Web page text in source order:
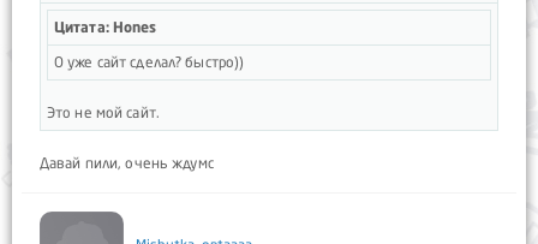
Цитата: Hones
О уже сайт сделал? быстро))
Это не мой сайт.
Давай пили, очень ждумс